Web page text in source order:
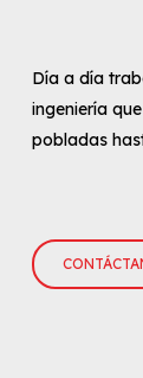
Día a día
ingeniería
pobladas